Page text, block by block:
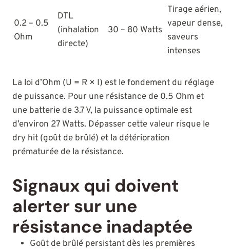
0.2 – 0.5
Ohm
DTL
(inhalation
directe)
30 – 80 Watts
Tirage aérien,
vapeur dense,
saveurs
intenses
La loi d’Ohm (U = R × I) est le fondement du réglage
de puissance. Pour une résistance de 0.5 Ohm et
une batterie de 3.7 V, la puissance optimale est
d’environ 27 Watts. Dépasser cette valeur risque le
dry hit (goût de brûlé) et la détérioration
prématurée de la résistance.
Signaux qui doivent
alerter sur une
résistance inadaptée
Goût de brûlé persistant dès les premières